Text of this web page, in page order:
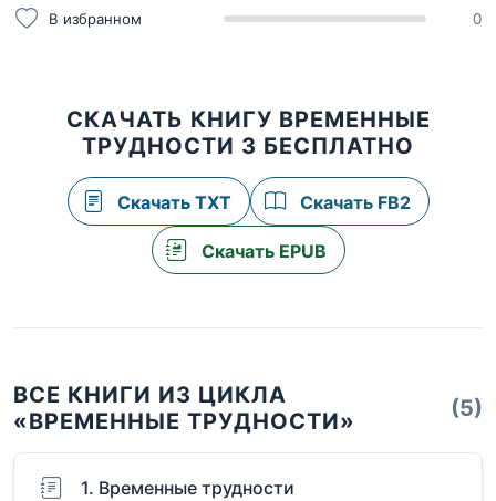
В избранном 0
СКАЧАТЬ КНИГУ ВРЕМЕННЫЕ
ТРУДНОСТИ 3 БЕСПЛАТНО
Скачать TXT Скачать FB2
Скачать EPUB
ВСЕ КНИГИ ИЗ ЦИКЛА
«ВРЕМЕННЫЕ ТРУДНОСТИ»
(5)
1. Временные трудности